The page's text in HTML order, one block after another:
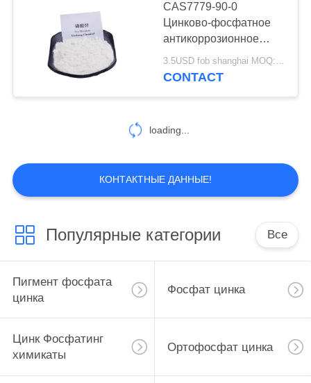
CAS7779-90-0
Цинково-фосфатное
антикоррозионное
покрытие белый
порошок для
3.5USD fob shanghai MOQ:25КГ
CONTACT
loading...
КОНТАКТНЫЕ ДАННЫЕ!
Популярные категории Все
Пигмент фосфата
цинка
Фосфат цинка
Цинк Фосфатинг
химикаты
Ортофосфат цинка